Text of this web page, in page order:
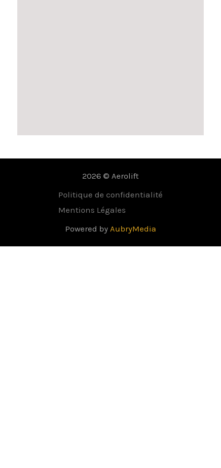
2026 © Aerolift
Politique de confidentialité
Mentions Légales
Powered by AubryMedia